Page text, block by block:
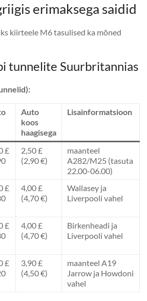
erimaksega saidid
kiirteele M6 tasulised ka mõned
tunnelite Suurbritannias
Auto
koos
haagisega
Lisainformatsioon
£
2,50 £
(2,90 €)
maanteel
A282/M25 (tasuta
22.00-06.00)
£
4,00 £
(4,70 €)
Wallasey ja
Liverpooli vahel
£
4,00 £
(4,70 €)
Birkenheadi ja
Liverpooli vahel
£
3,90 £
(4,50 €)
maanteel A19
Jarrow ja Howdoni
vahel